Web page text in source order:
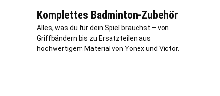
Komplettes Badminton-Zubehör
Alles, was du für dein Spiel brauchst – von
Griffbändern bis zu Ersatzteilen aus
hochwertigem Material von Yonex und Victor.